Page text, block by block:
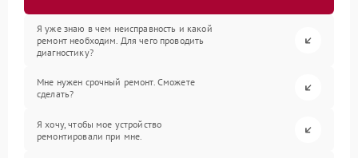
Я уже знаю в чем неисправность и какой
ремонт необходим. Для чего проводить
диагностику?
Мне нужен срочный ремонт. Сможете
сделать?
Я хочу, чтобы мое устройство
ремонтировали при мне.